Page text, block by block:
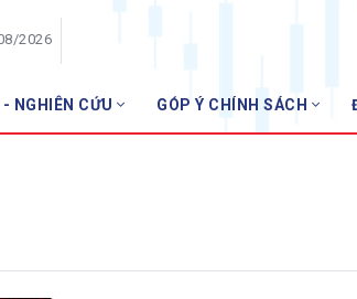
2026
NGHIÊN CỨU GÓP Ý CHÍNH SÁCH